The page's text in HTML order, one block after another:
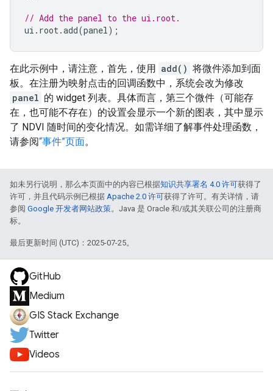
// Add the panel to the ui.root.
ui . root .add(panel );
在此示例中，请注意，首先，使用 add() 将微件添加到面
板。在注册为映射点击的回调函数中，系统会改为修改
panel 的 widget 列表。具体而言，第三个微件（可能存
在，也可能不存在）的设置会显示一个新的图表，其中显示
了 NDVI 随时间的变化情况。如需详细了解事件处理函数，
请参阅“事件”页面。
如未另行说明，那么本页面中的内容已根据知识共享署名 4.0 许可获得了
许可，并且代码示例已根据 Apache 2.0 许可获得了许可。有关详情，请
参阅 Google 开发者网站政策。Java 是 Oracle 和/或其关联公司的注册商
标。
最后更新时间 (UTC)：2025-07-25。
GitHub
Medium
GIS Stack Exchange
Twitter
Videos